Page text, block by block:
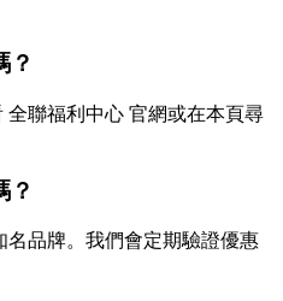
？
聯福利中心 官網或在本頁尋
？
名品牌。我們會定期驗證優惠